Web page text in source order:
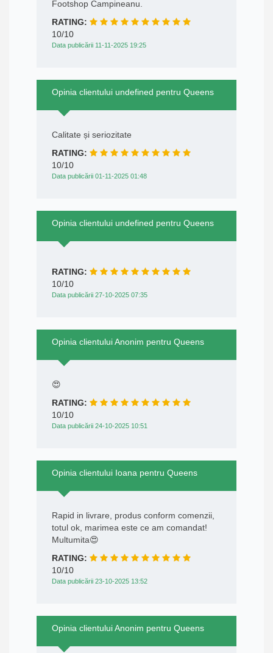
Footshop Campineanu.
RATING:
10/10
Data publicării 11-11-2025 19:25
Opinia clientului undefined pentru Queens
Calitate și seriozitate
RATING:
10/10
Data publicării 01-11-2025 01:48
Opinia clientului undefined pentru Queens
RATING:
10/10
Data publicării 27-10-2025 07:35
Opinia clientului Anonim pentru Queens
😍
RATING:
10/10
Data publicării 24-10-2025 10:51
Opinia clientului Ioana pentru Queens
Rapid in livrare, produs conform comenzii,
totul ok, marimea este ce am comandat!
Multumita😍
RATING:
10/10
Data publicării 23-10-2025 13:52
Opinia clientului Anonim pentru Queens